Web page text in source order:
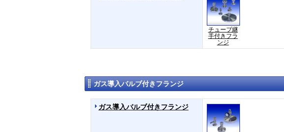
チューブ継
手付きフラ
ンジ
ガス導入バルブ付きフランジ
ガス導入バルブ付きフランジ